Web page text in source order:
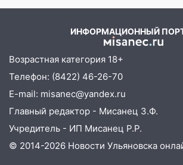
на улице Любови Шевцовой
14:14 Студента из
мошенники под видом
14:12 Куда жаловаться
упавшее дерево или
после непогоды
13:59 В Новом городе
ИНФОРМАЦИОННЫЙ
Возрастная категория 18+
Телефон: (8422) 46-26-70
E-mail: misanec@yandex.ru
Главный редактор - Мисанец З.Ф.
Учредитель - ИП Мисанец Р.Р.
© 2014-2026 Новости Ульяновска